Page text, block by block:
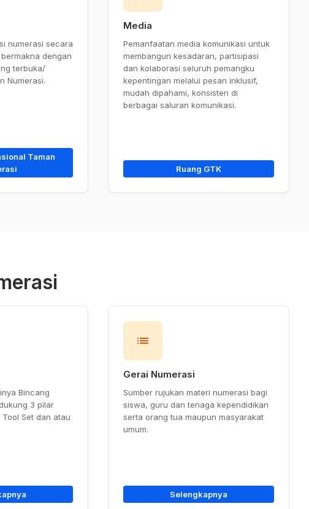
numerasi secara
dengan
terbuka/
Numerasi.
Taman
Media
Pemanfaatan media komunikasi untuk
membangun kesadaran, partisipasi
dan kolaborasi seluruh pemangku
kepentingan melalui pesan inklusif,
mudah dipahami, konsisten di
berbagai saluran komunikasi.
Ruang GTK
Bincang
3 pilar
Tool Set dan atau
lists
Gerai Numerasi
Sumber rujukan materi numerasi bagi
siswa, guru dan tenaga kependidikan
serta orang tua maupun masyarakat
umum.
Selengkapnya